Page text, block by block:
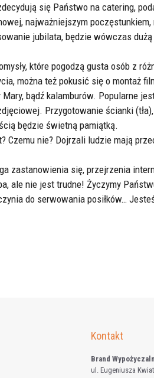
się Państwo na catering,
najważniejszym
jubilata, będzie wówczas
które pogodzą gusta osób z
można też pokusić się o montaż
bądź kalamburów. Popularne
Przygotowanie ścianki
będzie świetną pamiątką.
Czemu nie? Dojrzali ludzie mają
zastanowienia się, przejrzenia
ale nie jest trudne! Życzymy
do serwowania posiłków…
Kontakt
Brand
ul. Eugeniusza